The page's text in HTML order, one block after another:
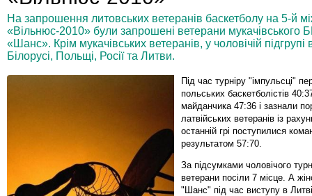
На запрошення литовських ветеранів баскетболу на 5-й
«Вільнюс-2010» були запрошені ветерани мукачівського
«Шанс». Крім мукачівських ветеранів, у чоловічій підгрупі
Білорусі, Польщі, Росії та Литви.
Під час турніру "імпульсці"
польських баскетболістів
майданчика 47:36 і зазнали
латвійських ветеранів із
останній грі поступилися
результатом 57:70.
За підсумками чоловічого
ветерани посіли 7 місце. А
"Шанс" під час виступу в